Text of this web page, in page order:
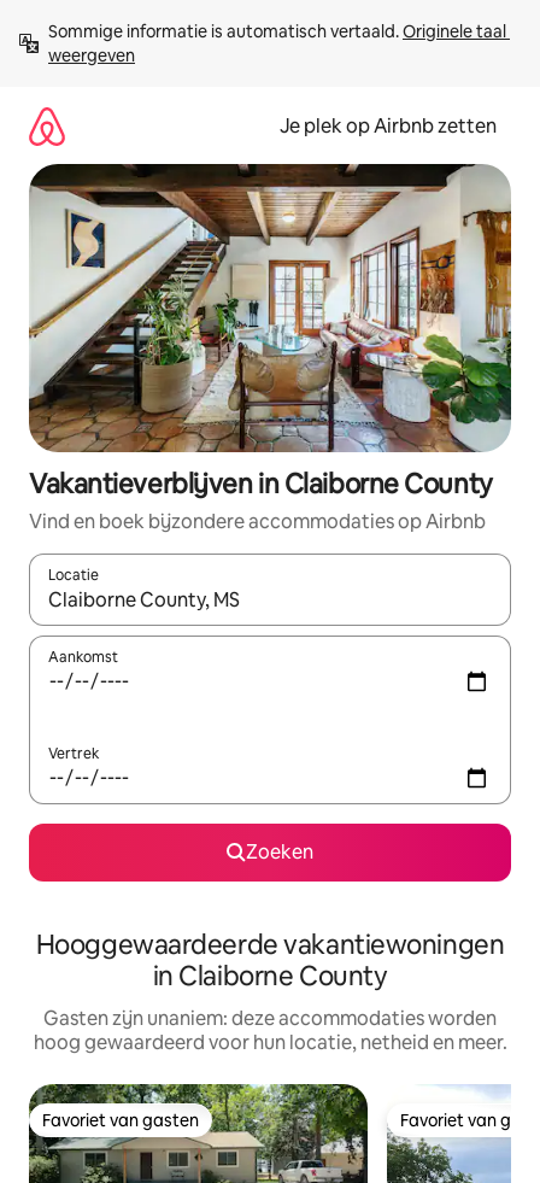
direct
naar
Sommige informatie is automatisch vertaald. Originele taal
weergeven
Je plek op Airbnb zetten
Vakantieverblijven in Claiborne County
Vind en boek bijzondere accommodaties op Airbnb
Locatie
Wanneer er resultaten beschikbaar zijn, maak je een keuze
Aankomst
Vertrek
Zoeken
Hooggewaardeerde vakantiewoningen
in Claiborne County
Gasten zijn unaniem: deze accommodaties worden
hoog gewaardeerd voor hun locatie, netheid en meer.
Favoriet van gasten
Favoriet van gasten Favoriet van
Favoriet van